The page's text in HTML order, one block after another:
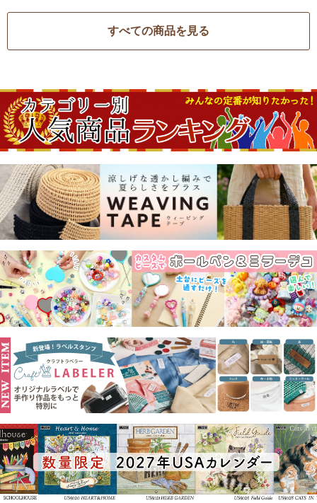
すべての商品を見る